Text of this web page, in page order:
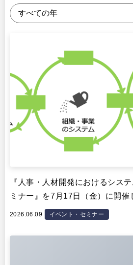
リサーチ
その他
『人事・人材開発におけるシス
ミナー』を7月17日（金）に開催
2026.06.09 イベント・セミナー